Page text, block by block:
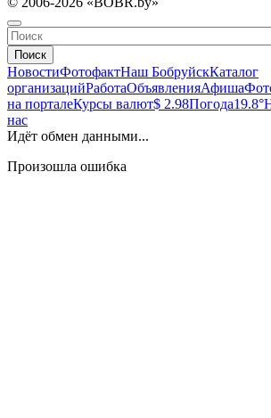
Поиск
НовостиФотофактНаш БобруйскКаталог
организацийРаботаОбъявленияАфиша
на порталеКурсы валют$ 2.98Погода19.8°
нас
Идёт обмен данными...
Произошла ошибка